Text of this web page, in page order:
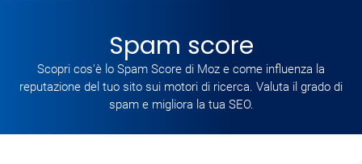
Cloud
Spam score
Scopri cos'è lo Spam Score di Moz e come influenza la
reputazione del tuo sito sui motori di ricerca. Valuta il grado di
spam e migliora la tua SEO.